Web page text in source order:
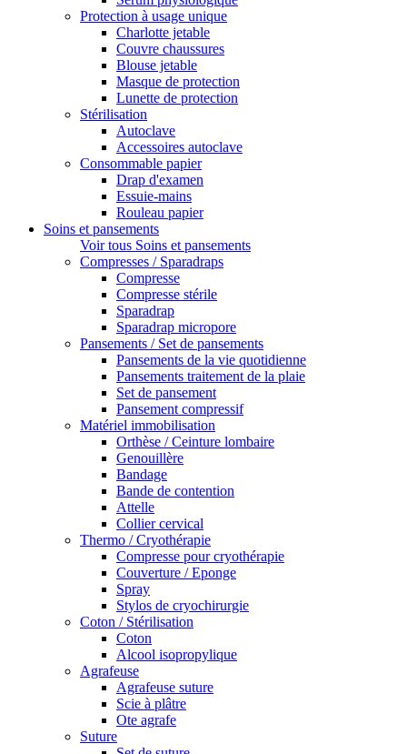
Protection à usage unique
Charlotte jetable
Couvre chaussures
Blouse jetable
Masque de protection
Lunette de protection
Stérilisation
Autoclave
Accessoires autoclave
Consommable papier
Drap d'examen
Essuie-mains
Rouleau papier
Soins et pansements
Voir tous Soins et pansements
Compresses / Sparadraps
Compresse
Compresse stérile
Sparadrap
Sparadrap micropore
Pansements / Set de pansements
Pansements de la vie quotidienne
Pansements traitement de la plaie
Set de pansement
Pansement compressif
Matériel immobilisation
Orthèse / Ceinture lombaire
Genouillère
Bandage
Bande de contention
Attelle
Collier cervical
Thermo / Cryothérapie
Compresse pour cryothérapie
Couverture / Eponge
Spray
Stylos de cryochirurgie
Coton / Stérilisation
Coton
Alcool isopropylique
Agrafeuse
Agrafeuse suture
Scie à plâtre
Ote agrafe
Suture